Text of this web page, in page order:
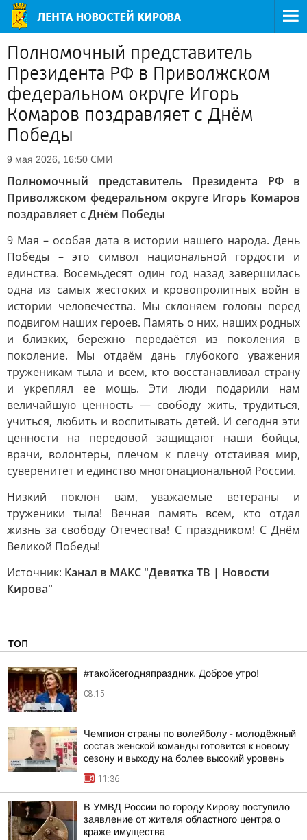
Полномочный представитель
Президента РФ в Приволжском
федеральном округе Игорь
Комаров поздравляет с Днём
Победы
9 мая 2026, 16:50 СМИ
Полномочный представитель Президента РФ в
Приволжском федеральном округе Игорь Комаров
поздравляет с Днём Победы
9 Мая – особая дата в истории нашего народа. День
Победы – это символ национальной гордости и
единства. Восемьдесят один год назад завершилась
одна из самых жестоких и кровопролитных войн в
истории человечества. Мы склоняем головы перед
подвигом наших героев. Память о них, наших родных
и близких, бережно передаётся из поколения в
поколение. Мы отдаём дань глубокого уважения
труженикам тыла и всем, кто восстанавливал страну
и укреплял ее мощь. Эти люди подарили нам
величайшую ценность — свободу жить, трудиться,
учиться, любить и воспитывать детей. И сегодня эти
ценности на передовой защищают наши бойцы,
врачи, волонтеры, плечом к плечу отстаивая мир,
суверенитет и единство многонациональной России.
Низкий поклон вам, уважаемые ветераны и
труженики тыла! Вечная память всем, кто отдал
жизнь за свободу Отечества! С праздником! С Днём
Великой Победы!
Источник: Канал в МАКС "Девятка ТВ | Новости
Кирова"
ТОП
#такойсегодняпраздник. Доброе утро!
08:15
Чемпион страны по волейболу - молодёжный
состав женской команды готовится к новому
сезону и выходу на более высокий уровень
11:36
В УМВД России по городу Кирову поступило
заявление от жителя областного центра о
краже имущества